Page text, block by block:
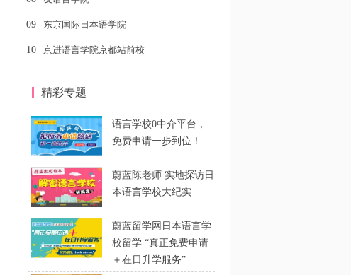
09 东京国际日本语学院
10 京进语言学院京都站前校
精彩专题
语言学校0中介平台，
免费申请一步到位！
蔚蓝陈老师 实地探访日
本语言学校大纪实
蔚蓝留学网日本语言学
校留学 “真正免费申请
＋在日升学服务”